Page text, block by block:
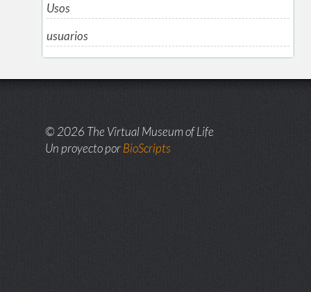
Usos
usuarios
© 2026 The Virtual Museum of Life
Un proyecto porBioScripts